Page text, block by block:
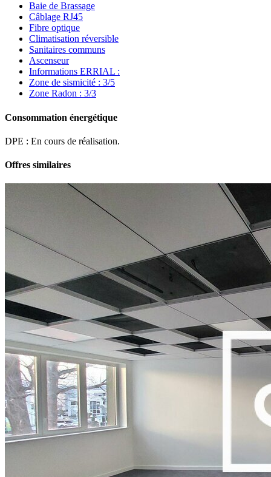
Baie de Brassage
Câblage RJ45
Fibre optique
Climatisation réversible
Sanitaires communs
Ascenseur
Informations ERRIAL :
Zone de sismicité : 3/5
Zone Radon : 3/3
Consommation énergétique
DPE : En cours de réalisation.
Offres similaires